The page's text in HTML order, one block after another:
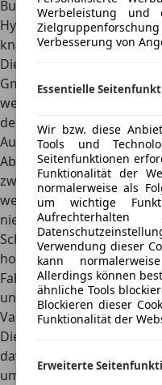
Bugatti Bolide. Die Maße
Hypercar eine größere
knapp 20 Zentimeter
Die für die Entwicklung
GmbH (Sitz in Wolfsburg)
weitere, wesentliche
dem Kühlsystem, der
Aufhängung
.
Abspecken gegenüber
zwei Tonnen) ist das
weiterer Grund, warum
niedrigesGewicht von
Schraub- und
hochfestem Titan, bei
Fahrwerks (und der
und Raumfahrt übliche
Varianten
Die atemberaubenden
davon überzeugt,
um einen Bugatti Bolide
Werbeleistung und
Verbesserung von
Essentielle
Wir bzw. diese
Tools und
Seitenfunktionen
Funktionalität der
normalerweise als
um wichtige
Verwendung dieser
kann
Allerdings können
ähnliche Tools
Blockieren dieser
Funktionalität der
Erweiterte